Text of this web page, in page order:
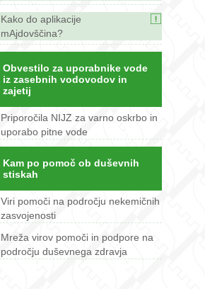
Kako do aplikacije
mAjdovščina?
Obvestilo za uporabnike vode
iz zasebnih vodovodov in
zajetij
Priporočila NIJZ za varno oskrbo in
uporabo pitne vode
Kam po pomoč ob duševnih
stiskah
Viri pomoči na področju nekemičnih
zasvojenosti
Mreža virov pomoči in podpore na
področju duševnega zdravja